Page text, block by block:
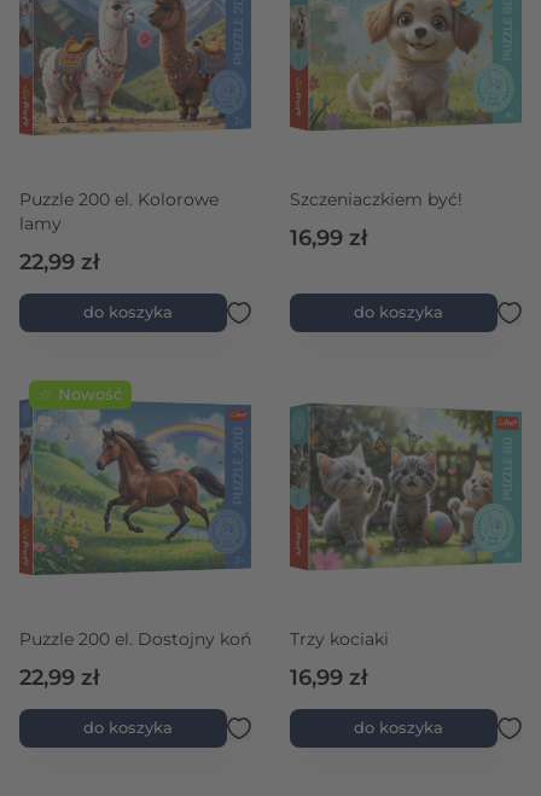
Puzzle 200 el. Kolorowe
lamy
22,99 zł
do koszyka
Szczeniaczkiem być!
16,99 zł
do koszyka
☆ Nowość
Puzzle 200 el. Dostojny koń
22,99 zł
do koszyka
Trzy kociaki
16,99 zł
do koszyka